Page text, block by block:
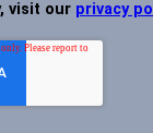
visit our privacy